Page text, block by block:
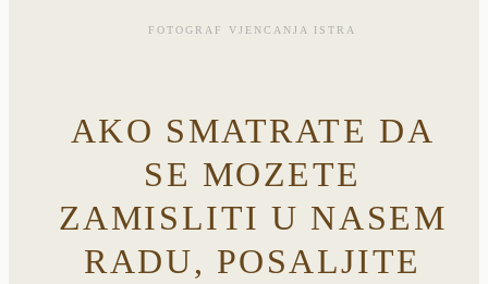
FOTOGRAF VJENCANJA ISTRA
AKO SMATRATE DA
SE MOZETE
ZAMISLITI U NASEM
RADU, POSALJITE